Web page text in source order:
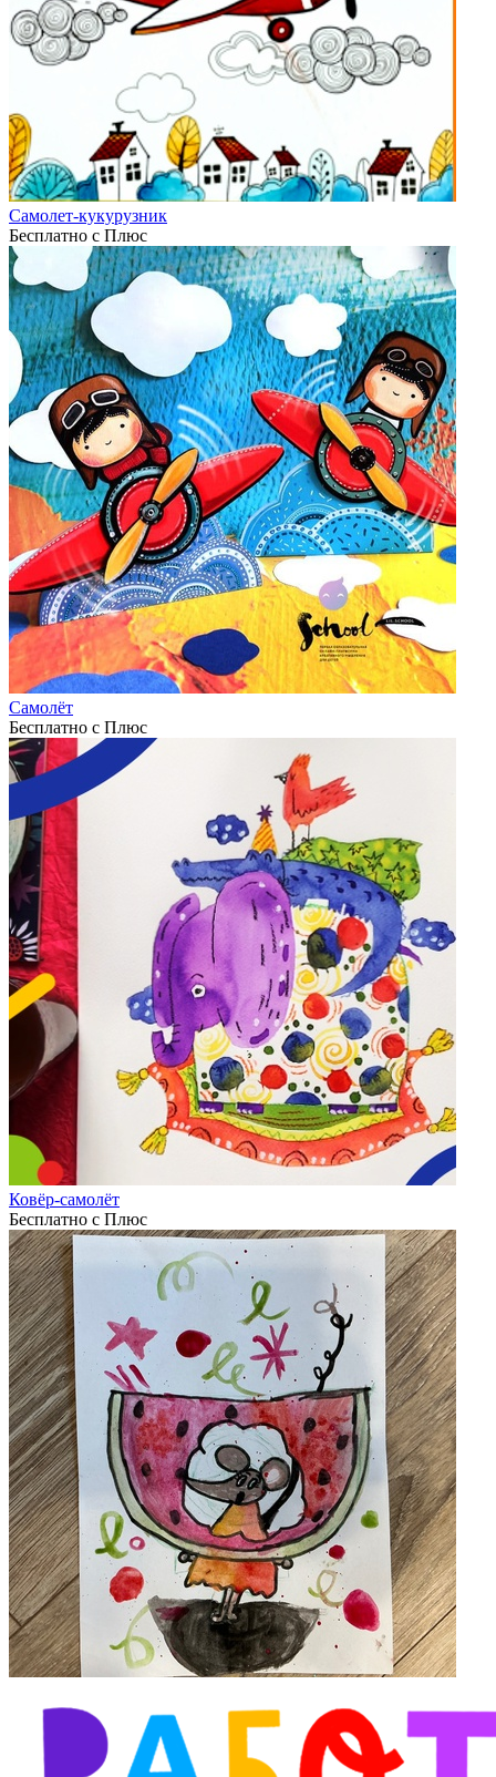
Самолет-кукурузник
Бесплатно с Плюс
Самолёт
Бесплатно с Плюс
Ковёр-самолёт
Бесплатно с Плюс